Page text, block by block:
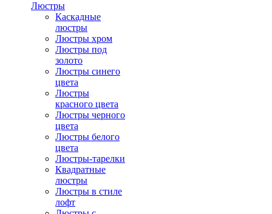
Люстры
Каскадные
люстры
Люстры хром
Люстры под
золото
Люстры синего
цвета
Люстры
красного цвета
Люстры черного
цвета
Люстры белого
цвета
Люстры-тарелки
Квадратные
люстры
Люстры в стиле
лофт